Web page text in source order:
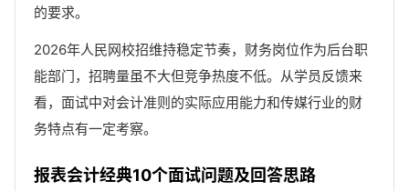
的要求。
2026年人民网校招维持稳定节奏，财务岗位作为后台职
能部门，招聘量虽不大但竞争热度不低。从学员反馈来
看，面试中对会计准则的实际应用能力和传媒行业的财
务特点有一定考察。
报表会计经典10个面试问题及回答思路